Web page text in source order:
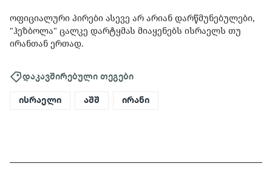
ოფიციალური პირები ასევე არ არიან დარწმუნებულები,
"ჰეზბოლა" ცალკე დარტყმას მიაყენებს ისრაელს თუ
ირანთან ერთად.
დაკავშირებული თეგები
ისრაელი აშშ ირანი